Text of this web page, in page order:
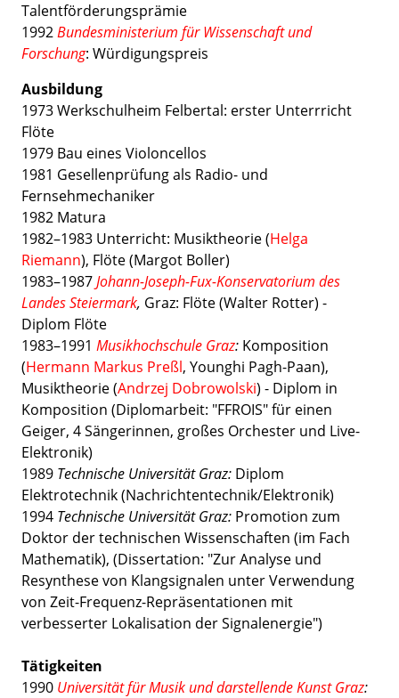
Talentförderungsprämie
1992Bundesministerium für Wissenschaft und
Forschung: Würdigungspreis
Ausbildung
1973 Werkschulheim Felbertal: erster Unterrricht
Flöte
1979 Bau eines Violoncellos
1981 Gesellenprüfung als Radio- und
Fernsehmechaniker
1982 Matura
1982–1983 Unterricht: Musiktheorie (Helga
Riemann), Flöte (Margot Boller)
1983–1987Johann-Joseph-Fux-Konservatorium des
Landes Steiermark, Graz: Flöte (Walter Rotter) -
Diplom Flöte
1983–1991 Musikhochschule Graz: Komposition
(Hermann Markus Preßl, Younghi Pagh-Paan),
Musiktheorie (Andrzej Dobrowolski) - Diplom in
Komposition (Diplomarbeit: "FFROIS" für einen
Geiger, 4 Sängerinnen, großes Orchester und Live-
Elektronik)
1989 Technische Universität Graz: Diplom
Elektrotechnik (Nachrichtentechnik/Elektronik)
1994 Technische Universität Graz: Promotion zum
Doktor der technischen Wissenschaften (im Fach
Mathematik), (Dissertation: "Zur Analyse und
Resynthese von Klangsignalen unter Verwendung
von Zeit-Frequenz-Repräsentationen mit
verbesserter Lokalisation der Signalenergie")
Tätigkeiten
1990 Universität für Musik und darstellende Kunst Graz: